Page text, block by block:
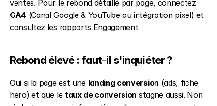
GA4 (Canal Google & YouTube ou intégration pixel) et
consultez les rapports Engagement.
Rebond élevé : faut-il s'inquiéter ?
Oui si la page est une landing conversion (ads, fiche
hero) et que le taux de conversion stagne aussi. Non